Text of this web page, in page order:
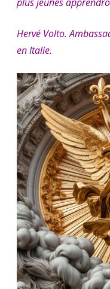
Hervé Volto.
en Italie.